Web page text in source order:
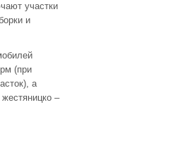
участки
и
(при
а
–